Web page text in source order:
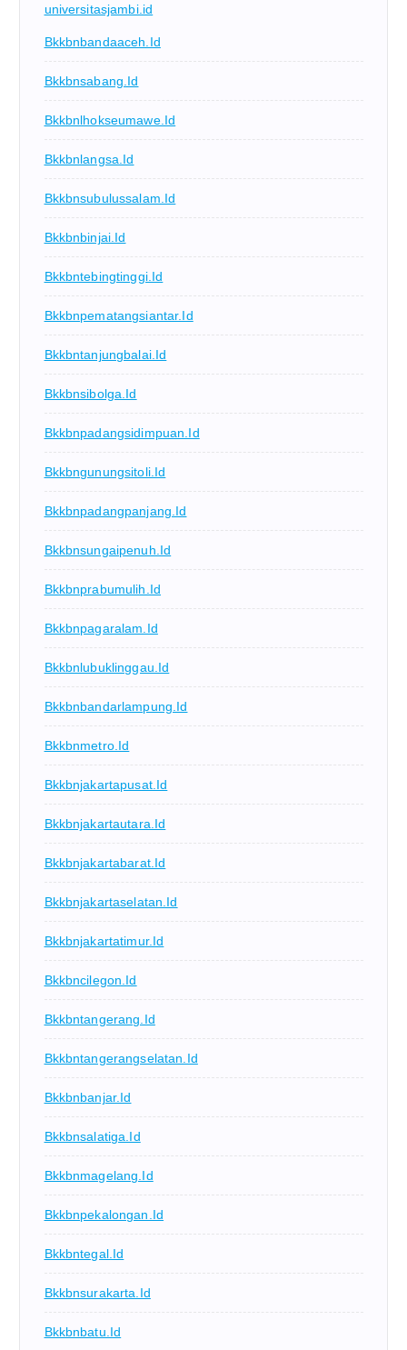
universitasjambi.id
Bkkbnbandaaceh.id
Bkkbnsabang.id
Bkkbnlhokseumawe.id
Bkkbnlangsa.id
Bkkbnsubulussalam.id
Bkkbnbinjai.id
Bkkbntebingtinggi.id
Bkkbnpematangsiantar.id
Bkkbntanjungbalai.id
Bkkbnsibolga.id
Bkkbnpadangsidimpuan.id
Bkkbngunungsitoli.id
Bkkbnpadangpanjang.id
Bkkbnsungaipenuh.id
Bkkbnprabumulih.id
Bkkbnpagaralam.id
Bkkbnlubuklinggau.id
Bkkbnbandarlampung.id
Bkkbnmetro.id
Bkkbnjakartapusat.id
Bkkbnjakartautara.id
Bkkbnjakartabarat.id
Bkkbnjakartaselatan.id
Bkkbnjakartatimur.id
Bkkbncilegon.id
Bkkbntangerang.id
Bkkbntangerangselatan.id
Bkkbnbanjar.id
Bkkbnsalatiga.id
Bkkbnmagelang.id
Bkkbnpekalongan.id
Bkkbntegal.id
Bkkbnsurakarta.id
Bkkbnbatu.id